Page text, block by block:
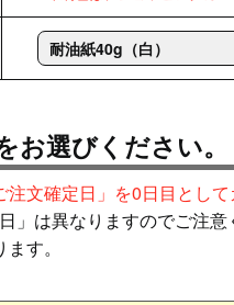
お選びください。
注文確定日」を0日目として
」は異なりますのでご注意
す。